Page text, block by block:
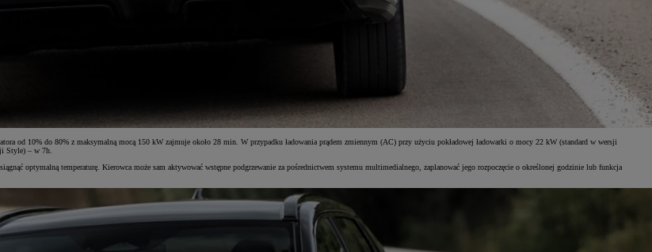
od 10% do 80% z maksymalną mocą 150 kW zajmuje około 28 min. W przypadku ładowania prądem zmiennym (AC) przy użyciu pokładowej ładowarki o mocy 22 kW (standard w wersji
Style) – w 7h.
optymalną temperaturę. Kierowca może sam aktywować wstępne podgrzewanie za pośrednictwem systemu multimedialnego, zaplanować jego rozpoczęcie o określonej godzinie lub funkcja